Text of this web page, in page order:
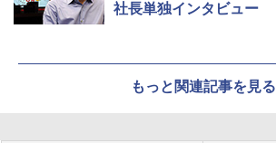
社長単独インタビュー
もっと関連記事を見る